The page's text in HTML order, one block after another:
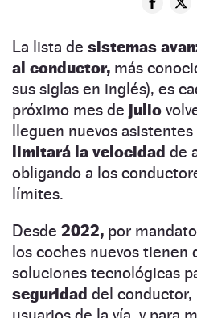
La lista de sistemas
al conductor, más
sus siglas en inglés), es
próximo mes de julio
lleguen nuevos
limitará la velocidad de
obligando a los
límites.
Desde 2022, por
los coches nuevos tienen
soluciones tecnológicas
seguridad del conductor,